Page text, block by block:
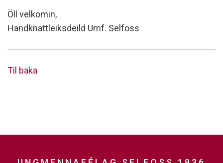
Öll velkomin,
Handknattleiksdeild Umf. Selfoss
Til baka